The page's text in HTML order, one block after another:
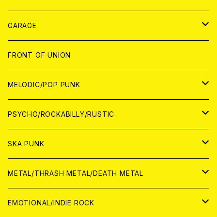
ANALOG
GARAGE
JAPAN
アナログ
CD
WORLD
アナログ
CD
FRONT OF UNION
MELODIC/POP PUNK
JAPAN
CD
ANALOG
WORLD
CD
ANALOG
PSYCHO/ROCKABILLY/RUSTIC
JAPAN
CD
ANALOG
WORLD
CD
SKA PUNK
JAPAN
CD
WORLD
METAL/THRASH METAL/DEATH METAL
JAPAN
EMOTIONAL/INDIE ROCK